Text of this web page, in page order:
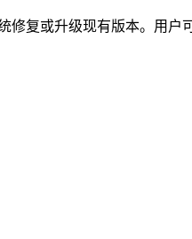
修复或升级现有版本。用